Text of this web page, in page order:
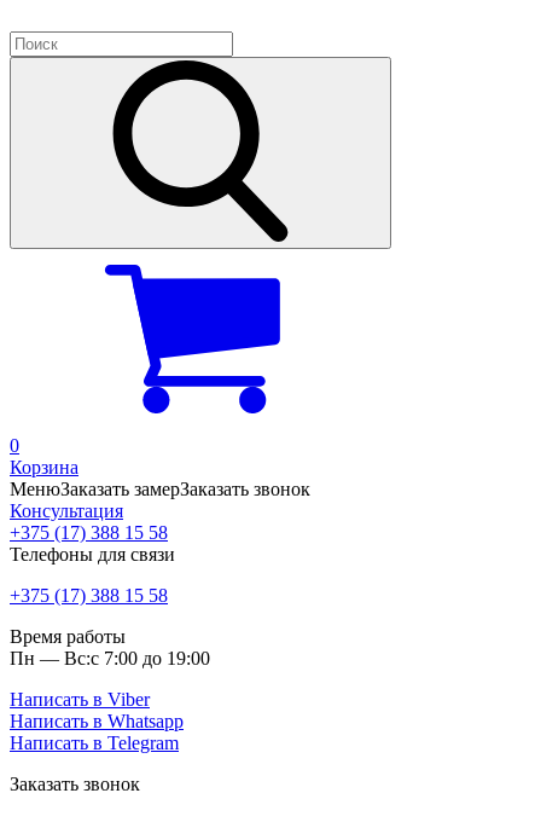
0
Корзина
МенюЗаказать замерЗаказать звонок
Консультация
+375 (17) 388 15 58
Телефоны для связи
+375 (17) 388 15 58
Время работы
Пн — Вс:с 7:00 до 19:00
Написать в Viber
Написать в Whatsapp
Написать в Telegram
Заказать звонок